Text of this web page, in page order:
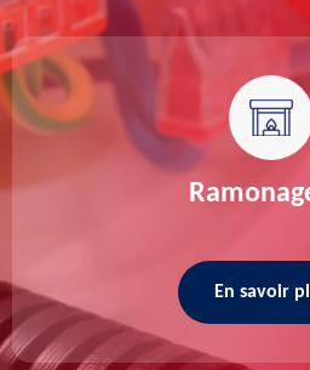
En savoir